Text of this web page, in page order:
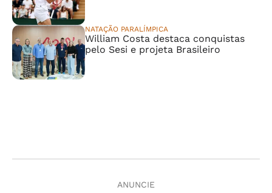
NATAÇÃO PARALÍMPICA
William Costa destaca conquistas
pelo Sesi e projeta Brasileiro
ANUNCIE